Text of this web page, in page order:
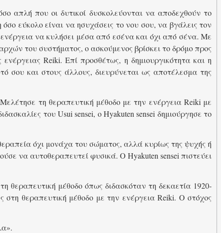
απλή που οι δυτικοί δυσκολεύονται να αποδεχθούν το
εύκολο είναι να ησυχάσεις το νου σου, να βγάλεις τον
να κυλήσει μέσα από εσένα και όχι από σένα. Με
του συστήματος, ο ασκούμενος βρίσκει το δρόμο προς
Reiki. Επί προσθέτως, η δημιουργικότητα και η
σου και στους άλλους, διευρύνεται ως αποτέλεσμα της
τη θεραπευτική μέθοδο με την ενέργεια Reiki με
του Usui sensei, o Hyakuten sensei δημιούργησε το
όχι μονάχα του σώματος, αλλά κυρίως της ψυχής ή
να αυτοθεραπευτεί φυσικά. Ο Hyakuten sensei πιστεύει
θεραπευτική μέθοδο όπως διδασκόταν τη δεκαετία 1920-
θεραπευτική μέθοδο με την ενέργεια Reiki. O στόχος